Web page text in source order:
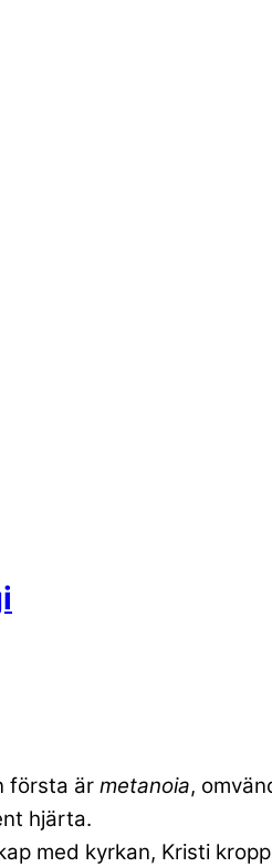
första är metanoia,
hjärta.
med kyrkan, Kristi